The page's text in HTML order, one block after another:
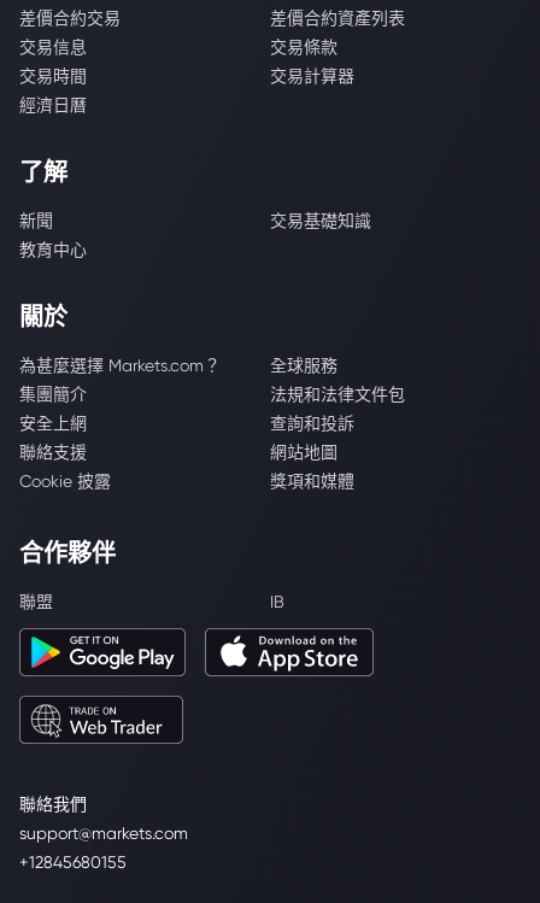
聯絡我們
support@markets.com
+12845680155
差價合約交易
差價合約資產列表
交易信息
交易條款
交易時間
交易計算器
經濟日曆
了解
新聞
交易基礎知識
教育中心
關於
為甚麼選擇 Markets.com？
全球服務
集團簡介
法規和法律文件包
安全上網
查詢和投訴
聯絡支援
網站地圖
Cookie 披露
獎項和媒體
合作夥伴
聯盟 IB